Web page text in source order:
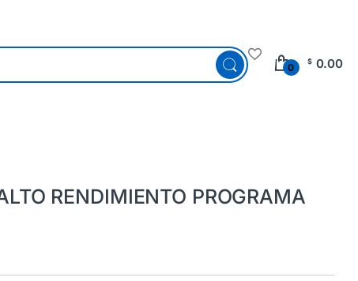
0
$ 0.00
RENDIMIENTO PROGRAMA